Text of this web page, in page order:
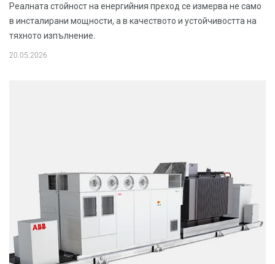
Реалната стойност на енергийния преход се измерва не само
в инсталирани мощности, а в качеството и устойчивостта на
тяхното изпълнение.
20.05.2026